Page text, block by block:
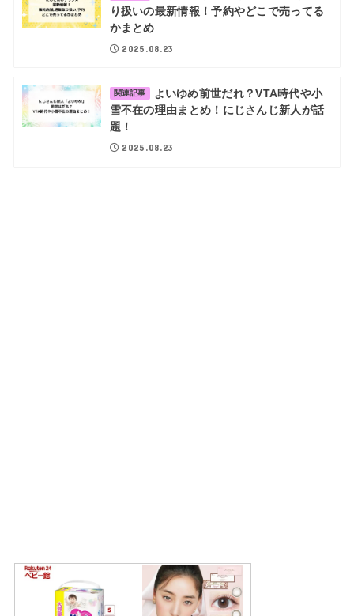
り扱いの最新情報！予約やどこで売ってる
かまとめ
2025.08.23
関連記事
よいゆめ前世だれ？VTA時代や小
雪不在の理由まとめ！にじさんじ新人が話
題！
2025.08.23